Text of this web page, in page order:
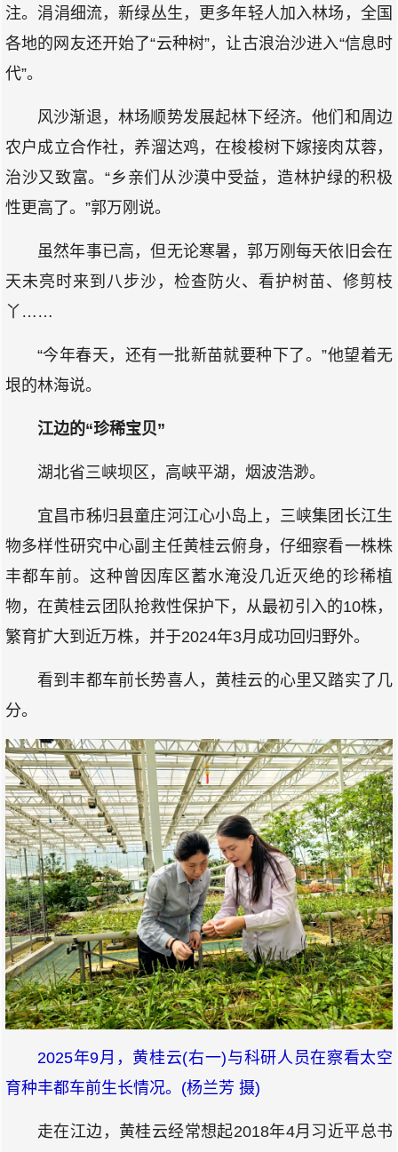
注。涓涓细流，新绿丛生，更多年轻人加入林场，全国
各地的网友还开始了“云种树”，让古浪治沙进入“信息时
代”。
风沙渐退，林场顺势发展起林下经济。他们和周边
农户成立合作社，养溜达鸡，在梭梭树下嫁接肉苁蓉，
治沙又致富。“乡亲们从沙漠中受益，造林护绿的积极
性更高了。”郭万刚说。
虽然年事已高，但无论寒暑，郭万刚每天依旧会在
天未亮时来到八步沙，检查防火、看护树苗、修剪枝
丫……
“今年春天，还有一批新苗就要种下了。”他望着无
垠的林海说。
江边的“珍稀宝贝”
湖北省三峡坝区，高峡平湖，烟波浩渺。
宜昌市秭归县童庄河江心小岛上，三峡集团长江生
物多样性研究中心副主任黄桂云俯身，仔细察看一株株
丰都车前。这种曾因库区蓄水淹没几近灭绝的珍稀植
物，在黄桂云团队抢救性保护下，从最初引入的10株，
繁育扩大到近万株，并于2024年3月成功回归野外。
看到丰都车前长势喜人，黄桂云的心里又踏实了几
分。
2025年9月，黄桂云(右一)与科研人员在察看太空
育种丰都车前生长情况。(杨兰芳 摄)
走在江边，黄桂云经常想起2018年4月习近平总书